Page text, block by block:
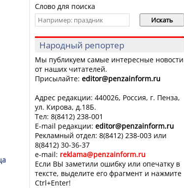
Слово для поиска
Народный репортер
Мы публикуем самые интересные новости
от наших читателей.
Присылайте: editor@penzainform.ru
Адрес редакции: 440026, Россия, г. Пенза,
ул. Кирова, д.18Б.
Тел: 8(8412) 238-001
E-mail редакции: editor@penzainform.ru
Рекламный отдел: 8(8412) 238-003 или
8(8412) 30-36-37
e-mail: reklama@penzainform.ru
Если ВЫ заметили ошибку или опечатку в
тексте, выделите его фрагмент и нажмите
Ctrl+Enter!